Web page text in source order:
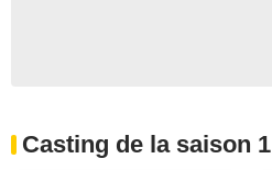
Casting de la saison 1